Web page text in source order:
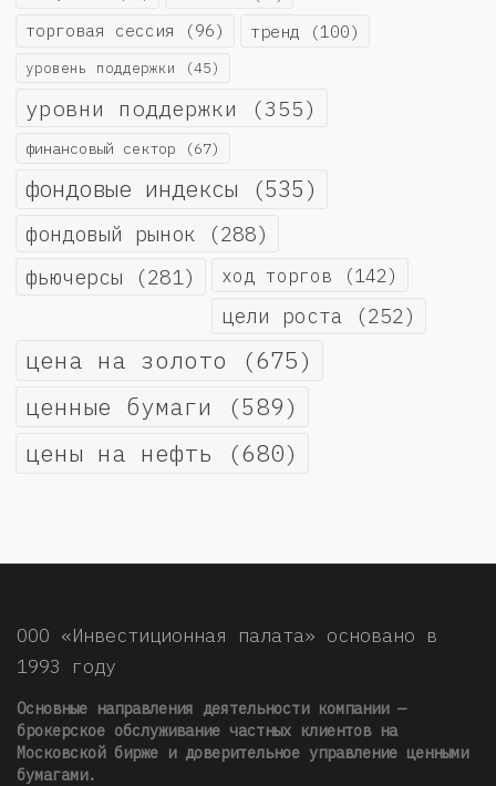
торговая сессия (96) тренд (100)
уровень поддержки (45)
уровни поддержки (355)
финансовый сектор (67)
фондовые индексы (535)
фондовый рынок (288)
фьючерсы (281) ход торгов (142)
цели роста (252)
цена на золото (675)
ценные бумаги (589)
цены на нефть (680)
ООО «Инвестиционная палата» основано в
1993 году
Основные направления деятельности компании —
брокерское обслуживание частных клиентов на
Московской бирже и доверительное управление ценными
бумагами.